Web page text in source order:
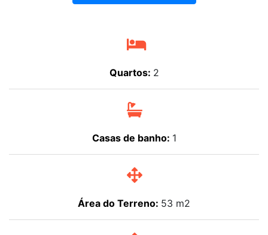
Quartos: 2
Casas de banho: 1
Área do Terreno: 53 m2